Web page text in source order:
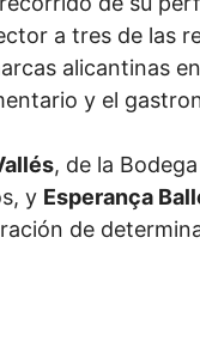
a tres de las
alicantinas
y el
, de la
y Esperança
de